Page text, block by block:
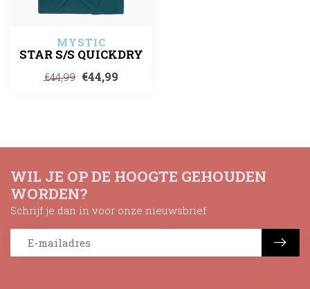
MYSTIC
STAR S/S QUICKDRY
€44,99 €44,99
WIL JE OP DE HOOGTE GEHOUDEN
WORDEN?
Schrijf je dan in voor onze nieuwsbrief